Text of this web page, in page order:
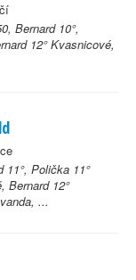
Bernard 10°,
12° Kvasnicové,
11°, Polička 11°
Bernard 12°
...